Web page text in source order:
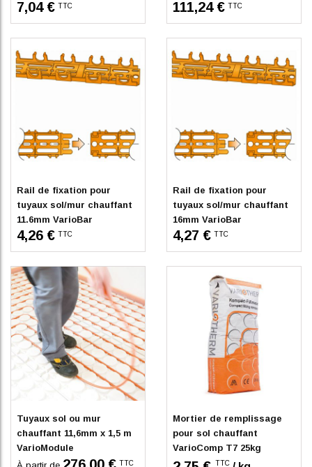
7,04 € TTC 111,24 € TTC
En stock
Rail de fixation pour
tuyaux sol/mur chauffant
11.6mm VarioBar
4,26 € TTC
En stock
Rail de fixation pour
tuyaux sol/mur chauffant
16mm VarioBar
4,27 € TTC
En stock
Tuyaux sol ou mur
chauffant 11,6mm x 1,5 m
VarioModule
TTC
En stock
Mortier de remplissage
pour sol chauffant
VarioComp T7 25kg
TTC